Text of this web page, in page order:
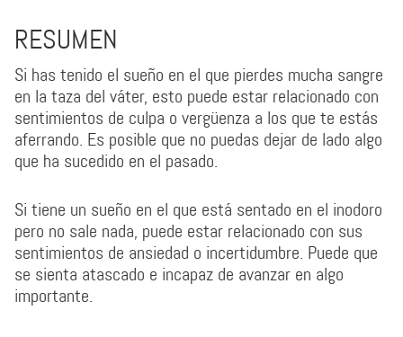
RESUMEN
Si has tenido el sueño en el que pierdes mucha sangre
en la taza del váter, esto puede estar relacionado con
sentimientos de culpa o vergüenza a los que te estás
aferrando. Es posible que no puedas dejar de lado algo
que ha sucedido en el pasado.
Si tiene un sueño en el que está sentado en el inodoro
pero no sale nada, puede estar relacionado con sus
sentimientos de ansiedad o incertidumbre. Puede que
se sienta atascado e incapaz de avanzar en algo
importante.